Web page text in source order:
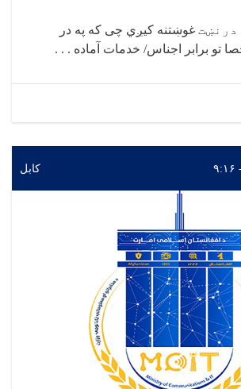
درنښت غوښتنه کیږي چی که په در
تو برابر اجناس/ خدمات آماده . . .
کابل